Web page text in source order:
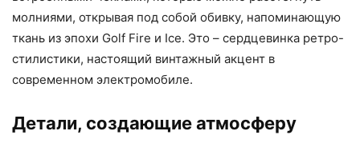
молниями, открывая под собой обивку, напоминающую
ткань из эпохи Golf Fire и Ice. Это – сердцевинка ретро-
стилистики, настоящий винтажный акцент в
современном электромобиле.
Детали, создающие атмосферу